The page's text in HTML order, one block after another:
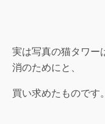
実は写真の猫タワー
消のためにと、
買い求めたものです。